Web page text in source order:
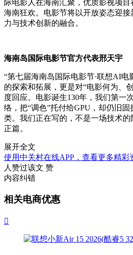
际电影人在海南汇聚，优质影视项
海南狂欢。电影节将以开放姿态迎
力与技术创新的融合。
海南岛国际电影节官方代表邢天宇
“第七届海南岛国际电影节·联想AI电
的探索和拓展，更是对“电影何为、
度回应。电影诞生130年，我们第一
络，把“调色”托付给GPU，却仍旧固
类。我们正在写的，不是一场技术
正篇。
展开全文
使用中关村在线APP，查看更多精彩
人赞过该文 赞
内容纠错
相关电商优惠
